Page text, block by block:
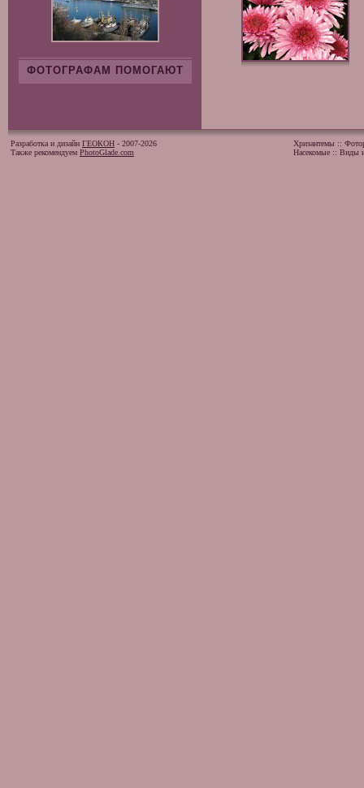
ФОТОГРАФАМ ПОМОГАЮТ
Разработка и дизайн ГЕОКОН - 2007-2026
Также рекомендуем PhotoGlade.com
Хризантемы ::
Насекомые :: Виды